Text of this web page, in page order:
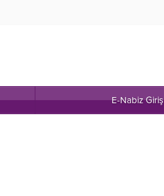
E-Nabiz Giriş